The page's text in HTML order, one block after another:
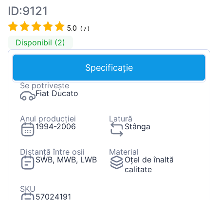
ID:9121
5.0 ( 7 )
Disponibil (2)
Specificație
Se potrivește
Fiat Ducato
Anul producției
1994-2006
Latură
Stânga
Distanță între osii
SWB, MWB, LWB
Material
Oțel de înaltă
calitate
SKU
57024191